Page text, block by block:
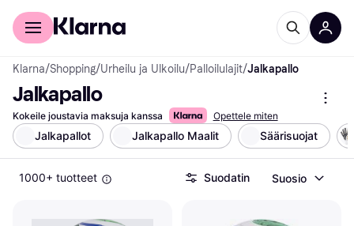
Kuluttajille
Klarna/Shopping/Urheilu ja Ulkoilu/Palloilulajit/Jalkapallo
Jalkapallo
Kokeile joustavia maksuja kanssa Opettele miten
Jalkapallot Jalkapallo Maalit Säärisuojat
1000+ tuotteet Suodatin Suosio